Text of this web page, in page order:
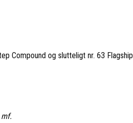
Compound og slutteligt nr. 63 Flagship